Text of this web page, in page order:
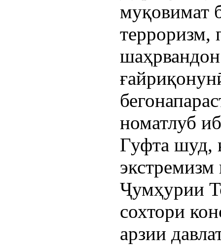
муқовимат
номатлуб
Гуфта шуд,
экстремизм
Ҷумҳурии
сохтори
арзии